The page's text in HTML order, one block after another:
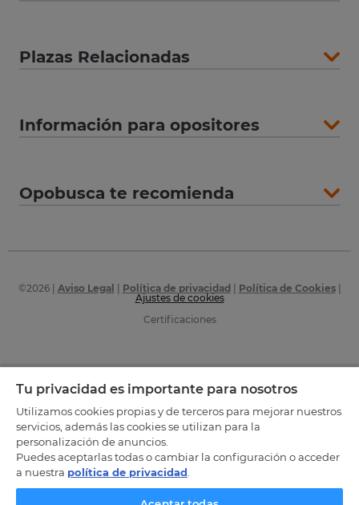
Plazas Relacionadas
Información para opositores
Opobusca te recomienda
©2026| Aviso Legal Política de privacidad Política de Cookies|
Ajustes de cookies
Certificaciones
Tu privacidad es importante para nosotros
Utilizamos cookies propias y de terceros para mejorar nuestros
servicios, además las cookies se utilizan para la
personalización de anuncios.
Puedes aceptarlas todas o cambiar la configuración o acceder
a nuestra política de privacidad